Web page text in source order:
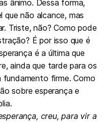
ânimo. Dessa forma,
que não alcance, mas
Triste, não? Como pode
É por isso que é
é a última que
ainda que tarde para os
fundamento firme. Como
sobre esperança e
creu, para vir a